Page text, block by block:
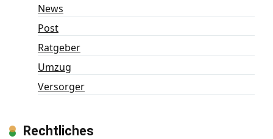
News
Post
Ratgeber
Umzug
Versorger
Rechtliches